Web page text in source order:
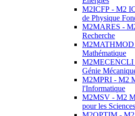
M2ICFP - M2
de Physique
M2MARES -
Recherche
M2MATHMOD
Mathématique
Génie
M2MPRI - M2
l'Informatique
M2MSV - M2
pour les